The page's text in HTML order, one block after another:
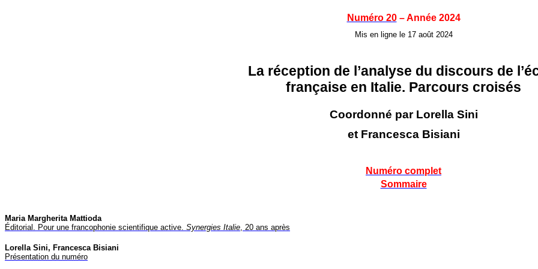
Numéro 20– Année 2024
Mis en ligne le 17 août 2024
La réception de l’analyse du discours de
française en Italie. Parcours croisés
Coordonné par Lorella Sini
et Francesca Bisiani
Numéro complet
Sommaire
Maria Margherita Mattioda
Éditorial. Pour une francophonie scientifique active. Synergies Italie , 20 ans après
Lorella Sini, Francesca Bisiani
Présentation du numéro